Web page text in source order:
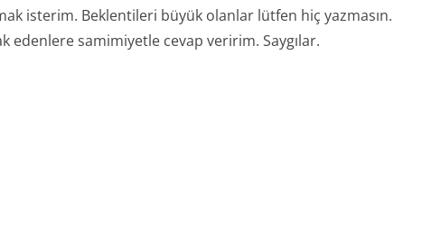
isterim. Beklentileri büyük olanlar lütfen hiç yazmasın.
edenlere samimiyetle cevap veririm. Saygılar.